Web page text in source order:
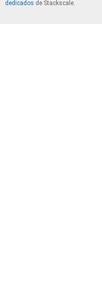
dedicados de Stackscale.